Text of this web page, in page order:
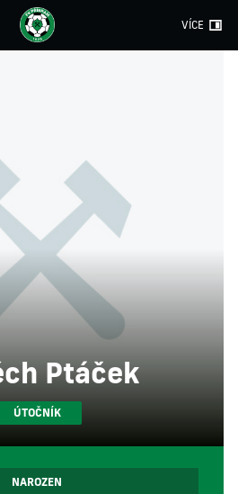
VÍCE
Ptáček
ÚTOČNÍK
NAROZEN